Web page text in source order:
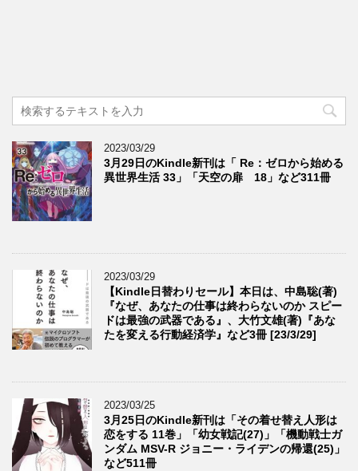
2023/03/29
3月29日のKindle新刊は「 Re：ゼロから始める
異世界生活 33」「天空の扉 18」など311冊
2023/03/29
【Kindle日替わりセール】本日は、中島聡(著)
『なぜ、あなたの仕事は終わらないのか スピー
ドは最強の武器である』、大竹文雄(著)『あな
たを変える行動経済学』など3冊 [23/3/29]
2023/03/25
3月25日のKindle新刊は「その着せ替え人形は
恋をする 11巻」「幼女戦記(27)」「機動戦士ガ
ンダム MSV-R ジョニー・ライデンの帰還(25)」
など511冊